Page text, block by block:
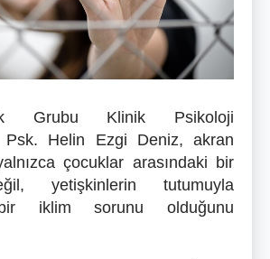
Grubu Klinik Psikoloji
Psk. Helin Ezgi Deniz, akran
çocuklar arasındaki bir
yetişkinlerin tutumuyla
iklim sorunu olduğunu